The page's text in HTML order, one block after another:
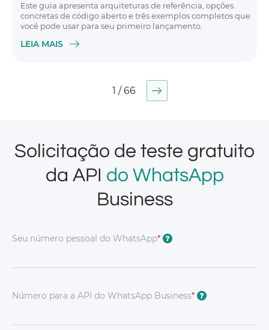
Este guia apresenta arquiteturas de referência, opções
concretas de código aberto e três exemplos completos que
você pode usar para seu primeiro lançamento.
LEIA MAIS
1 / 66
Solicitação de teste gratuito
da API do WhatsApp
Business
Seu número pessoal do WhatsApp* ?
Número para a API do WhatsApp Business* ?